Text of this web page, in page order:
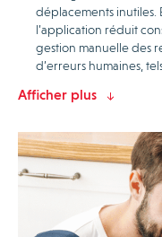
déplacements inutiles.
l’application réduit
gestion manuelle des
d’erreurs humaines,
Afficher plus